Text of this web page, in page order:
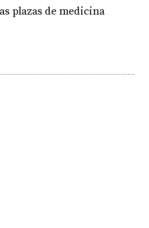
plazas de medicina